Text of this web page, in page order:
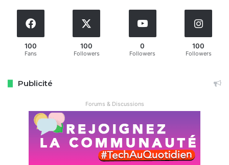
100
Fans
100
Followers
0
Followers
100
Followers
Publicité
Forums & Discussions